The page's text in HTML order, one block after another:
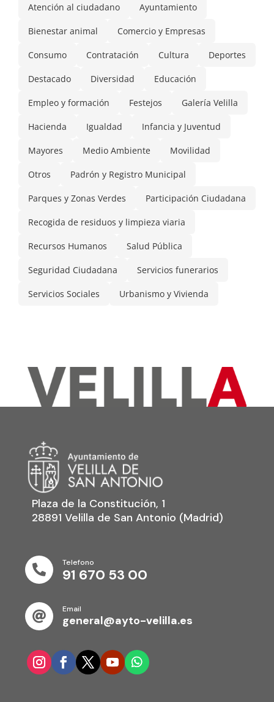
Atención al ciudadano Ayuntamiento
Bienestar animal Comercio y Empresas
Consumo Contratación Cultura Deportes
Destacado Diversidad Educación
Empleo y formación Festejos Galería Velilla
Hacienda Igualdad Infancia y Juventud
Mayores Medio Ambiente Movilidad
Otros Padrón y Registro Municipal
Parques y Zonas Verdes Participación Ciudadana
Recogida de residuos y limpieza viaria
Recursos Humanos Salud Pública
Seguridad Ciudadana Servicios funerarios
Servicios Sociales Urbanismo y Vivienda
Plaza de la Constitución, 1
28891 Velilla de San Antonio (Madrid)

Telefono
91 670 53 00

Email
general@ayto-velilla.es